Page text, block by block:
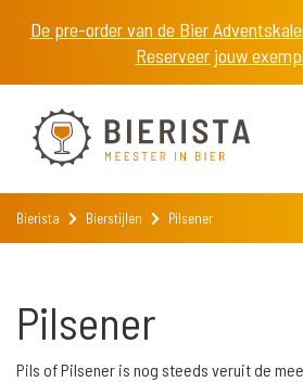
De pre-order van de Bier
Reserveer jouw
Bierista Bierstijlen Pilsener
Pilsener
Pils of Pilsener is nog steeds veruit de